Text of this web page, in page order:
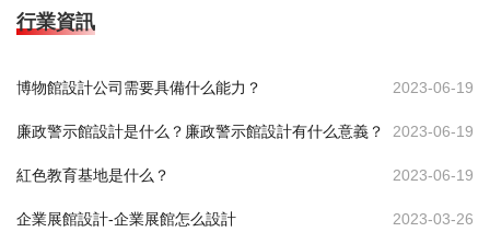
行業資訊
博物館設計公司需要具備什么能力？ 2023-06-19
廉政警示館設計是什么？廉政警示館設計有什么意義？ 2023-06-19
紅色教育基地是什么？ 2023-06-19
企業展館設計-企業展館怎么設計 2023-03-26